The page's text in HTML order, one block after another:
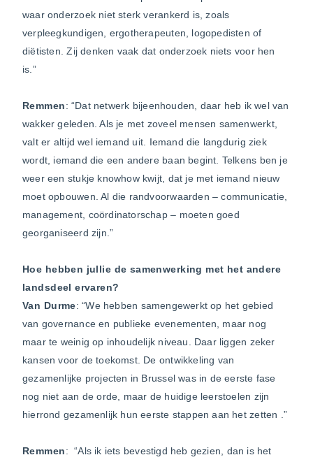
waar onderzoek niet sterk verankerd is, zoals
verpleegkundigen, ergotherapeuten, logopedisten of
diëtisten. Zij denken vaak dat onderzoek niets voor hen
is.”
Remmen: “Dat netwerk bijeenhouden, daar heb ik wel van
wakker geleden. Als je met zoveel mensen samenwerkt,
valt er altijd wel iemand uit. Iemand die langdurig ziek
wordt, iemand die een andere baan begint. Telkens ben je
weer een stukje knowhow kwijt, dat je met iemand nieuw
moet opbouwen. Al die randvoorwaarden – communicatie,
management, coördinatorschap – moeten goed
georganiseerd zijn.”
Hoe hebben jullie de samenwerking met het andere
landsdeel ervaren?
Van Durme: “We hebben samengewerkt op het gebied
van governance en publieke evenementen, maar nog
maar te weinig op inhoudelijk niveau. Daar liggen zeker
kansen voor de toekomst. De ontwikkeling van
gezamenlijke projecten in Brussel was in de eerste fase
nog niet aan de orde, maar de huidige leerstoelen zijn
hierrond gezamenlijk hun eerste stappen aan het zetten .”
Remmen: “Als ik iets bevestigd heb gezien, dan is het